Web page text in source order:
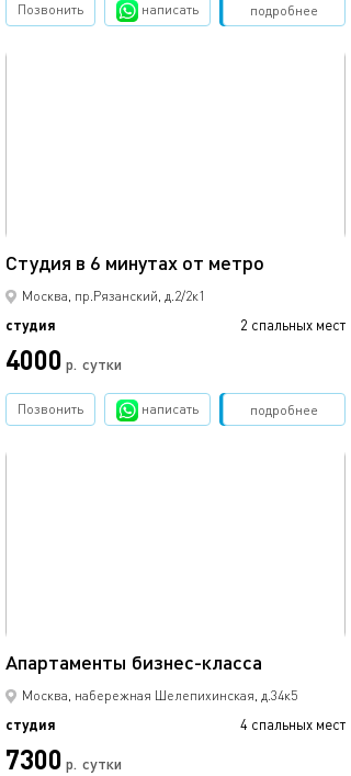
подробнее
Позвонить написать Забронировать
Студия в 6 минутах от метро
Москва, пр.Рязанский, д.2/2к1
студия 2 спальных мест
4000 р. сутки
подробнее
Позвонить написать Забронировать
Апартаменты бизнес-класса
Москва, набережная Шелепихинская, д.34к5
студия 4 спальных мест
7300 р. сутки